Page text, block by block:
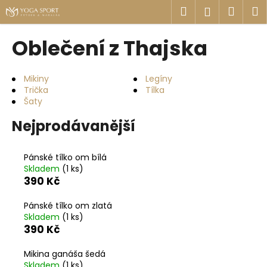
Přejít
na
obsah
Hledat
Oblečení z Thajska
Mikiny
Legíny
Trička
Tílka
Šaty
Nejprodávanější
Pánské tílko om bílá
Skladem (1 ks)
390 Kč
Pánské tílko om zlatá
Skladem (1 ks)
390 Kč
Mikina ganáša šedá
K
o
o
p
t